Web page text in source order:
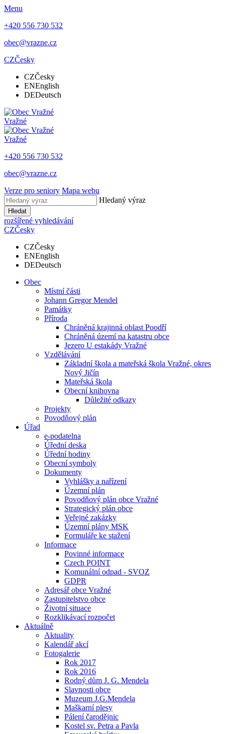
Menu
+420 556 730 532
obec@vrazne.cz
CZČesky
CZČesky
ENEnglish
DEDeutsch
Vražné
Vražné
+420 556 730 532
obec@vrazne.cz
Verze pro seniory Mapa webu
Hledaný výraz
Hledat
rozšířené vyhledávání
CZČesky
CZČesky
ENEnglish
DEDeutsch
Obec
Místní části
Johann Gregor Mendel
Památky
Příroda
Chráněná krajinná oblast Poodří
Chráněná území na katastru obce
Jezero U estakády Vražné
Vzdělávání
Základní škola a mateřská škola Vražné, okres
Nový Jičín
Mateřská škola
Obecní knihovna
Důležité odkazy
Projekty
Povodňový plán
Úřad
e-podatelna
Úřední deska
Úřední hodiny
Obecní symboly
Dokumenty
Vyhlášky a nařízení
Územní plán
Povodňový plán obce Vražné
Strategický plán obce
Veřejné zakázky
Územní plány MSK
Formuláře ke stažení
Informace
Povinné informace
Czech POINT
Komunální odpad - SVOZ
GDPR
Adresář obce Vražné
Zastupitelstvo obce
Životní situace
Rozklikávací rozpočet
Aktuálně
Aktuality
Kalendář akcí
Fotogalerie
Rok 2017
Rok 2016
Rodný dům J. G. Mendela
Slavnosti obce
Muzeum J.G.Mendela
Maškarní plesy
Pálení čarodějnic
Kostel sv. Petra a Pavla